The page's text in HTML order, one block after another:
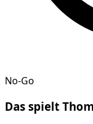
No-Go
Das spielt